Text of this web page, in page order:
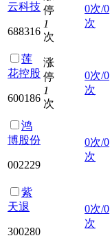
云科技
688316
停
1
次
0次/0
次
莲
花控股
600186
涨
停
1
次
0次/0
次
鸿
博股份
002229
0次/0
次
紫
天退
300280
0次/0
次